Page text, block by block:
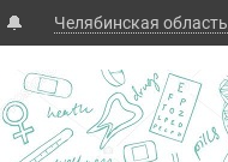
🔔 Челябинская область